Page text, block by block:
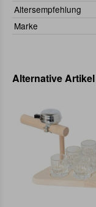
Altersempfehlung
Marke
Alternative Artikel